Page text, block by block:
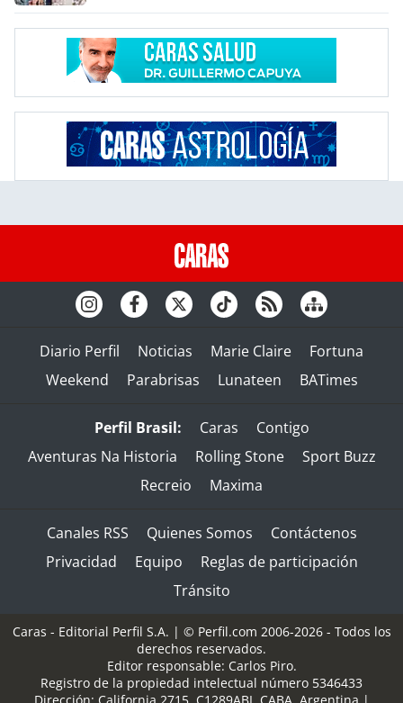
Diario Perfil Noticias Marie Claire
Fortuna
Weekend
Parabrisas Lunateen BATimes
Perfil Brasil: Caras
Contigo
Aventuras Na Historia
Rolling Stone
Sport Buzz
Recreio
Maxima
Canales RSS Quienes Somos
Contáctenos
Privacidad
Equipo
Reglas de participación
Tránsito
Caras - Editorial Perfil S.A. | © Perfil.com 2006-2026 - Todos los
derechos reservados.
Editor responsable: Carlos Piro.
Registro de la propiedad intelectual número 5346433
Dirección: California 2715, C1289ABI CABA, Argentina |